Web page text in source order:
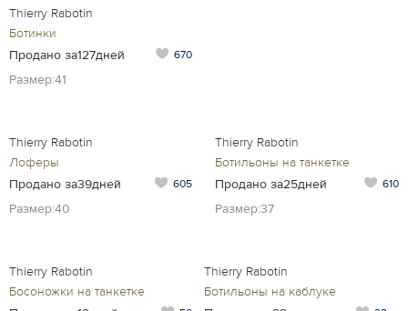
Thierry Rabotin
Ботинки
Продано за127дней
670
Размер:41
Thierry Rabotin
Лоферы
Продано за39дней
605
Размер:40
Thierry Rabotin
Ботильоны на танкетке
Продано за25дней
610
Размер:37
Thierry Rabotin
Босоножки на танкетке
Thierry Rabotin
Ботильоны на каблуке